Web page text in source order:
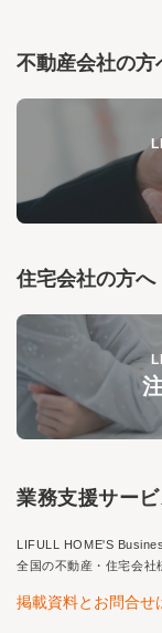
不動産会社の方
住宅会社の方へ
業務支援サー
LIFULL HOME'S
全国の不動産・住宅会社
掲載資料とお問合せ